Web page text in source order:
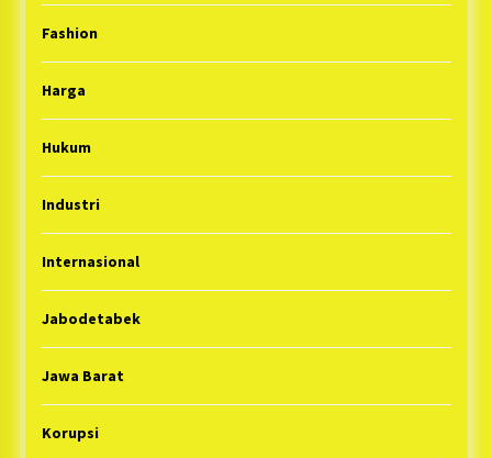
Fashion
Harga
Hukum
Industri
Internasional
Jabodetabek
Jawa Barat
Korupsi